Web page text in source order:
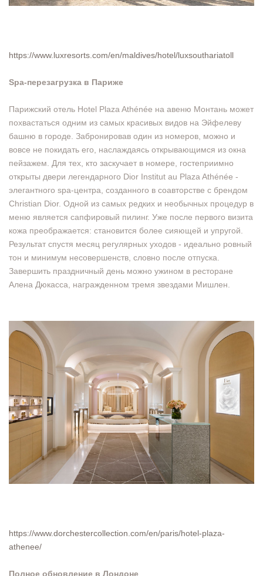
https://www.luxresorts.com/en/maldives/hotel/luxsouthariatoll
Spa-перезагрузка в Париже
Парижский отель Hotel Plaza Athénée на авеню Монтань может
похвастаться одним из самых красивых видов на Эйфелеву
башню в городе. Забронировав один из номеров, можно и
вовсе не покидать его, наслаждаясь открывающимся из окна
пейзажем. Для тех, кто заскучает в номере, гостеприимно
открыты двери легендарного Dior Institut au Plaza Athénée -
элегантного spa-центра, созданного в соавторстве с брендом
Christian Dior. Одной из самых редких и необычных процедур в
меню является сапфировый пилинг. Уже после первого визита
кожа преображается: становится более сияющей и упругой.
Результат спустя месяц регулярных уходов - идеально ровный
тон и минимум несовершенств, словно после отпуска.
Завершить праздничный день можно ужином в ресторане
Алена Дюкасса, награжденном тремя звездами Мишлен.
https://www.dorchestercollection.com/en/paris/hotel-plaza-
athenee/
Полное обновление в Лондоне